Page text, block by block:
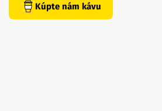
Kúpte nám kávu